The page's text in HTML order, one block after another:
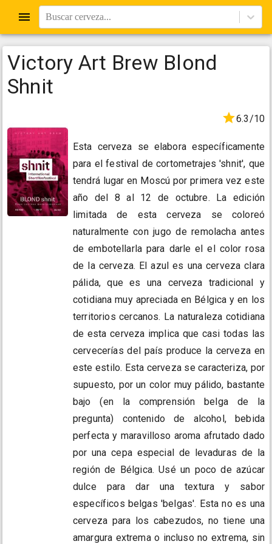
Buscar cerveza...
Victory Art Brew Blond
Shnit
6.3/10
Esta cerveza se elabora específicamente
para el festival de cortometrajes 'shnit', que
tendrá lugar en Moscú por primera vez este
año del 8 al 12 de octubre. La edición
limitada de esta cerveza se coloreó
naturalmente con jugo de remolacha antes
de embotellarla para darle el el color rosa
de la cerveza. El azul es una cerveza clara
pálida, que es una cerveza tradicional y
cotidiana muy apreciada en Bélgica y en los
territorios cercanos. La naturaleza cotidiana
de esta cerveza implica que casi todas las
cervecerías del país produce la cerveza en
este estilo. Esta cerveza se caracteriza, por
supuesto, por un color muy pálido, bastante
bajo (en la comprensión belga de la
pregunta) contenido de alcohol, bebida
perfecta y maravilloso aroma afrutado dado
por una cepa especial de levaduras de la
región de Bélgica. Usé un poco de azúcar
dulce para dar una textura y sabor
específicos belgas 'belgas'. Esta no es una
cerveza para los cabezudos, no tiene una
amargura extrema o incluso no extrema, sin